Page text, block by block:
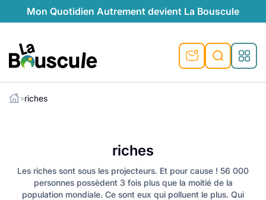
Mon Quotidien Autrement devient La Bouscule
La Bouscule
naturel
naturelle
»riches
riches
Les riches sont sous les projecteurs. Et pour cause ! 56 000
personnes possèdent 3 fois plus que la moitié de la
population mondiale. Ce sont eux qui polluent le plus. Qui